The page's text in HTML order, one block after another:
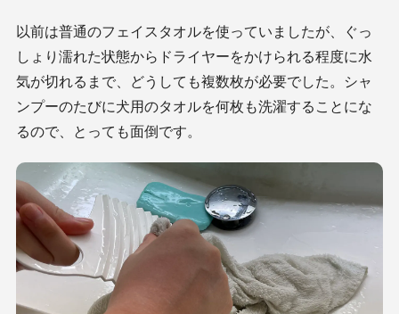
以前は普通のフェイスタオルを使っていましたが、ぐっ
しょり濡れた状態からドライヤーをかけられる程度に水
気が切れるまで、どうしても複数枚が必要でした。シャ
ンプーのたびに犬用のタオルを何枚も洗濯することにな
るので、とっても面倒です。